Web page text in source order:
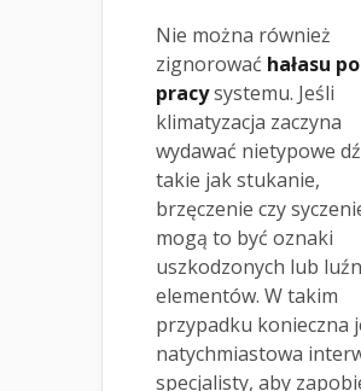
Nie można również
zignorować hałasu
pracysystemu. Jeśli
klimatyzacja zaczyna
wydawać nietypowe
takie jak stukanie,
brzęczenie czy
mogą to być oznaki
uszkodzonych lub
elementów. W takim
przypadku konieczna
natychmiastowa
specjalisty, aby